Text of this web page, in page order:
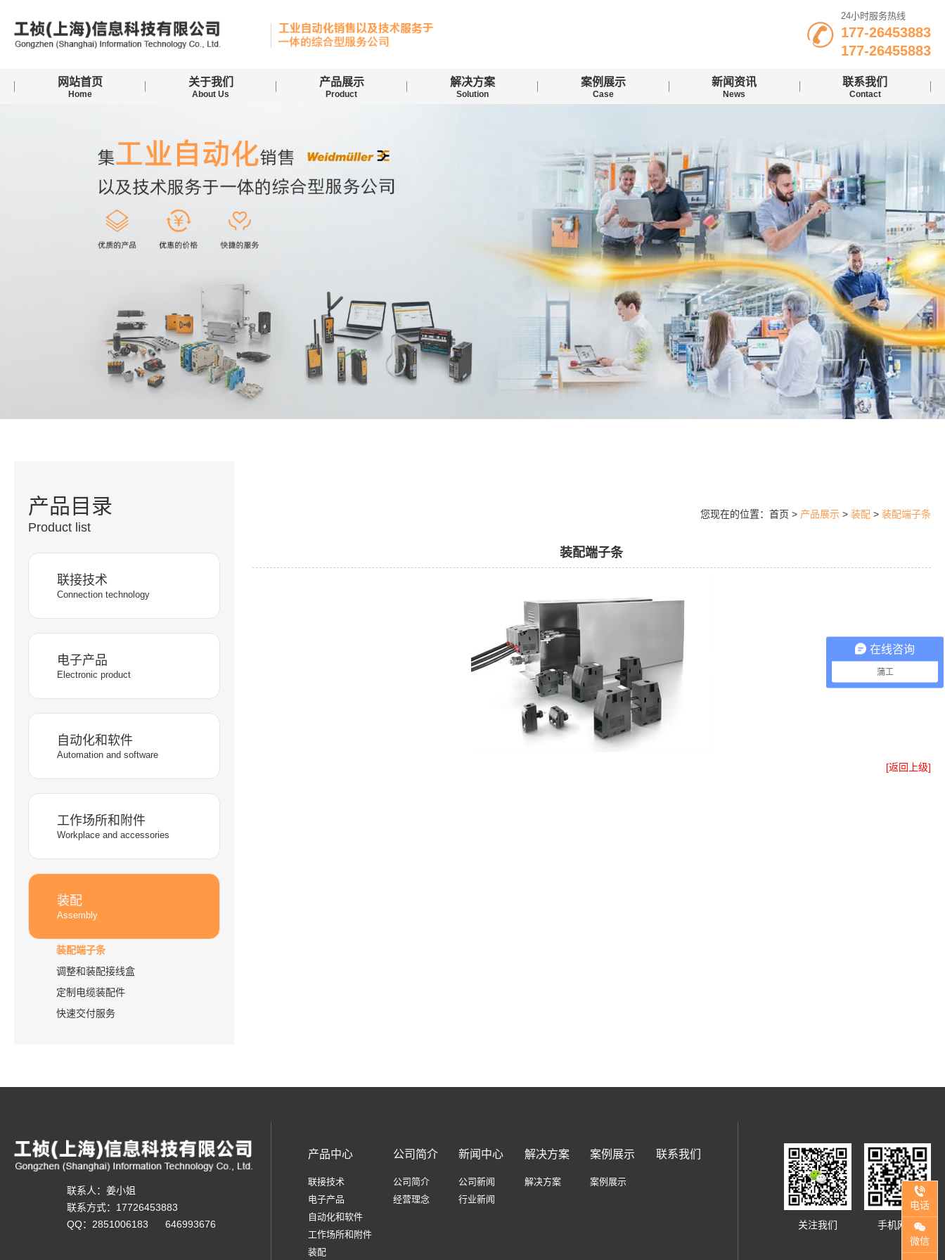
24小时服务热线
177-26453883
177-26455883
网站首页
Home
关于我们
About Us
产品展示
Product
解决方案
Solution
案例展示
Case
新闻资讯
News
联系我们
Contact
产品目录
Product list
联接技术
Connection technology
电子产品
Electronic product
自动化和软件
Automation and software
工作场所和附件
Workplace and accessories
装配
Assembly
装配端子条
调整和装配接线盒
定制电缆装配件
快速交付服务
您现在的位置：首页 > 产品展示> 装配 > 装配端子条
装配端子条
[返回上级]
联系人：姜小姐
联系方式：17726453883
QQ：2851006183 646993676
产品中心
联接技术
电子产品
自动化和软件
工作场所和附件
装配
公司简介
公司简介
经营理念
新闻中心
公司新闻
行业新闻
解决方案
解决方案
案例展示
案例展示
联系我们
关注我们 手机网站
电话
微信
在线咨询
蒲工